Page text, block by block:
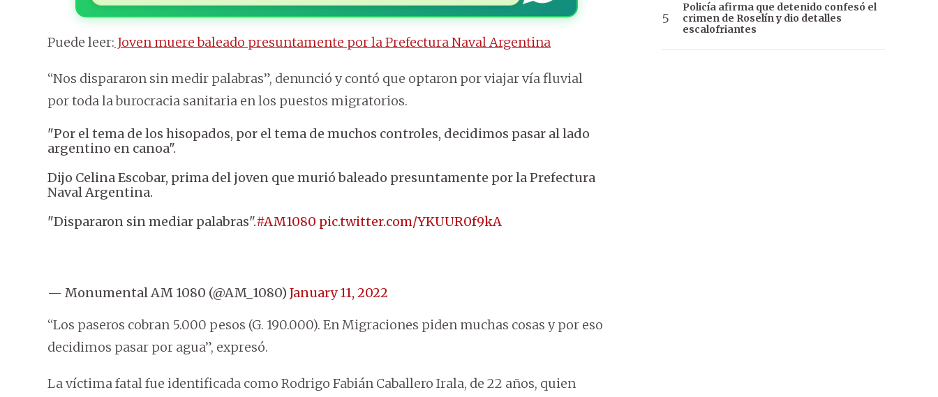
Puede leer: Joven muere baleado presuntamente por la Prefectura Naval Argentina
“Nos dispararon sin medir palabras”, denunció y contó que optaron por viajar vía fluvial
por toda la burocracia sanitaria en los puestos migratorios.
"Por el tema de los hisopados, por el tema de muchos controles, decidimos pasar al lado
argentino en canoa".
Dijo Celina Escobar, prima del joven que murió baleado presuntamente por la Prefectura
Naval Argentina.
"Dispararon sin mediar palabras".#AM1080 pic.twitter.com/YKUUR0f9kA
— Monumental AM 1080 (@AM_1080) January 11, 2022
“Los paseros cobran 5.000 pesos (G. 190.000). En Migraciones piden muchas cosas y por eso
decidimos pasar por agua”, expresó.
La víctima fatal fue identificada como Rodrigo Fabián Caballero Irala, de 22 años, quien
Policía afirma que detenido confesó el
crimen de Roselín y dio detalles
escalofriantes